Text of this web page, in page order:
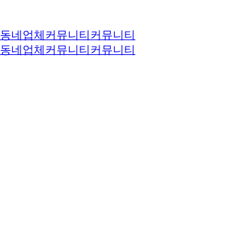
동네업체 커뮤니티 커뮤니티
동네업체 커뮤니티 커뮤니티